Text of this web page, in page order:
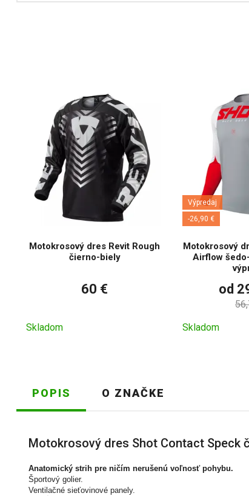
Motokrosový dres Revit Rough
čierno-biely
60 €
Skladom
Výpredaj
-26,90 €
Motokrosový
Airflow
od
Skladom
POPIS O ZNAČKE
Motokrosový dres Shot Contact Speck
Anatomický strih pre ničím nerušenú voľnosť pohybu.
Športový golier.
Ventilačné sieťovinové panely.